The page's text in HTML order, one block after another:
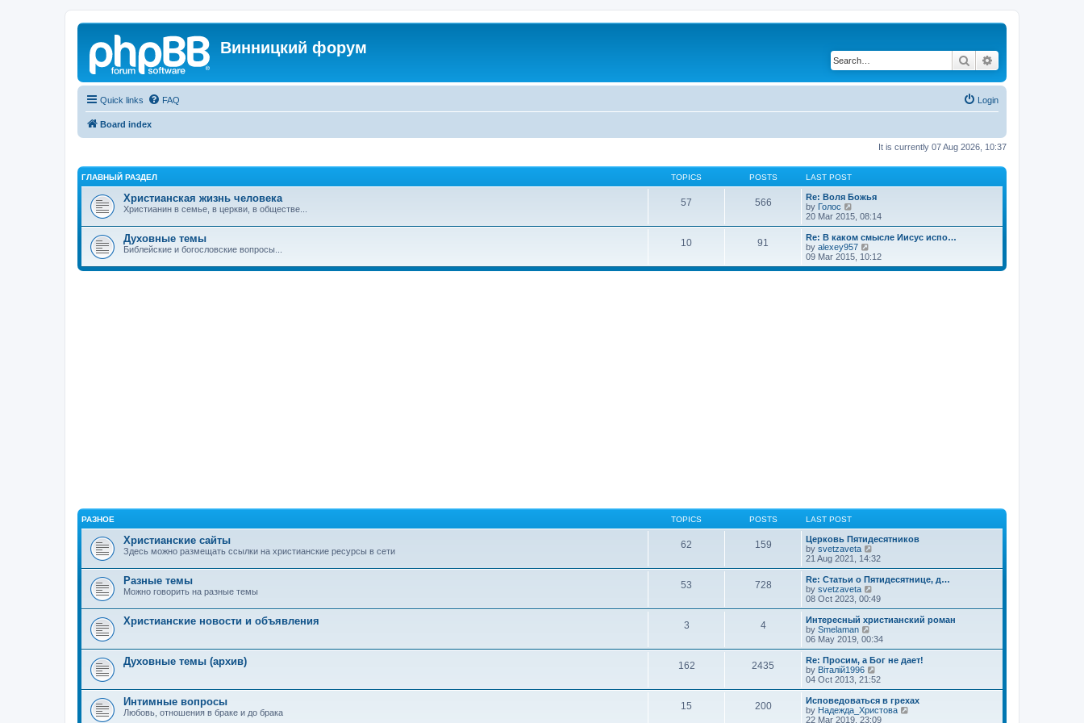
Винницкий форум
Search
Quick links FAQ Login
Board index
It is currently 07 Aug 2026, 10:37
ГЛАВНЫЙ РАЗДЕЛ TOPICS POSTS LAST POST
Христианская жизнь человека
Христианин в семье, в церкви, в обществе...
57 566
Re: Воля Божья
by Голос
i
e
w
t
h
e
l
20 Mar 2015, 08:14
Духовные темы
Библейские и богословские вопросы...
10 91
Re: В каком смысле Иисус испо…
by alexey957
i
e
09 Mar 2015, 10:12
РАЗНОЕ TOPICS POSTS LAST POST
Христианские сайты
Здесь можно размещать ссылки на христианские ресурсы в сети
62 159
Церковь Пятидесятников
by svetzaveta
i
e
w
h
a
t
e
t
p
o
s
t
21 Aug 2021, 14:32
Разные темы
Можно говорить на разные темы
53 728
Re: Статьи о Пятидесятнице, д…
by svetzaveta
i
e
w
h
l
a
t
e
t
p
08 Oct 2023, 00:49
Христианские новости и объявления 3 4
Интересный христианский роман
by Smelaman
i
e
w
t
h
a
t
06 May 2019, 00:34
Духовные темы (архив) 162 2435
Re: Просим, а Бог не дает!
by Віталій1996
i
e
w
t
h
04 Oct 2013, 21:52
Интимные вопросы
Любовь, отношения в браке и до брака
15 200
Исповедоваться в грехах
by Надежда_Христова
22 Mar 2019, 23:09